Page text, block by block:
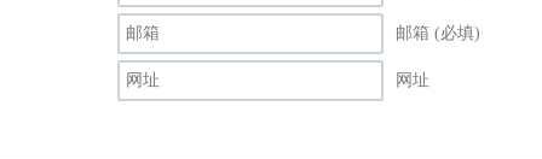
邮箱 (必填)
网址